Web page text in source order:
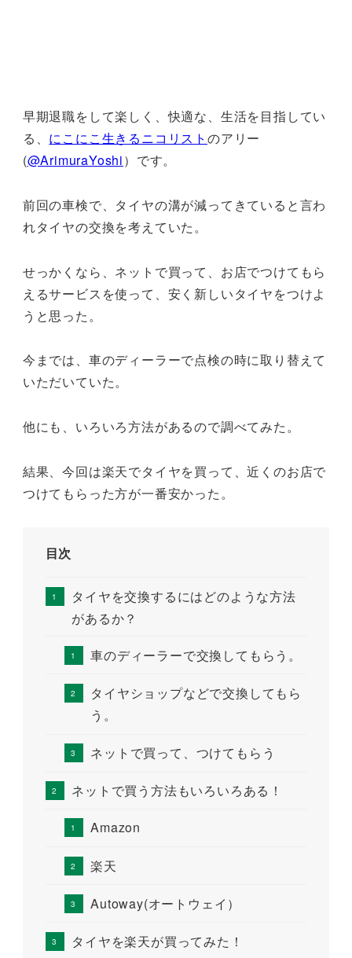
早期退職をして楽しく、快適な、生活を目指してい
る、 にこにこ生きるニコリストのアリー
(@ArimuraYoshi）です。
前回の車検で、タイヤの溝が減ってきていると言わ
れタイヤの交換を考えていた。
せっかくなら、ネットで買って、お店でつけてもら
えるサービスを使って、安く新しいタイヤをつけよ
うと思った。
今までは、車のディーラーで点検の時に取り替えて
いただいていた。
他にも、いろいろ方法があるので調べてみた。
結果、今回は楽天でタイヤを買って、近くのお店で
つけてもらった方が一番安かった。
目次
タイヤを交換するにはどのような方法
があるか？
車のディーラーで交換してもらう。
タイヤショップなどで交換してもら
う。
ネットで買って、つけてもらう
ネットで買う方法もいろいろある！
Amazon
楽天
Autoway(オートウェイ）
タイヤを楽天が買ってみた！